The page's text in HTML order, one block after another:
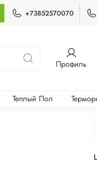
+73852570070
Профиль
Теплый Пол